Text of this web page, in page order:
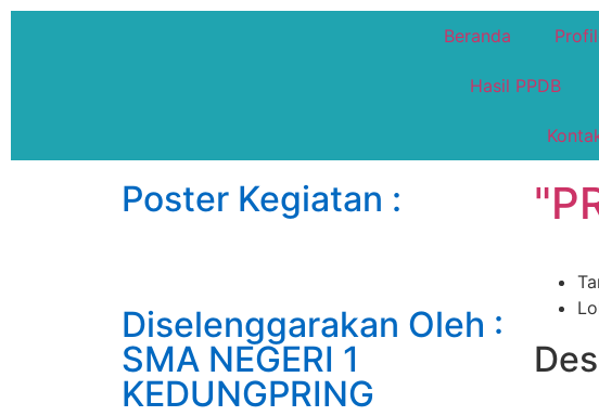
Beranda
Hasil PPDB
Poster Kegiatan :
Diselenggarakan Oleh :
SMA NEGERI 1
KEDUNGPRING